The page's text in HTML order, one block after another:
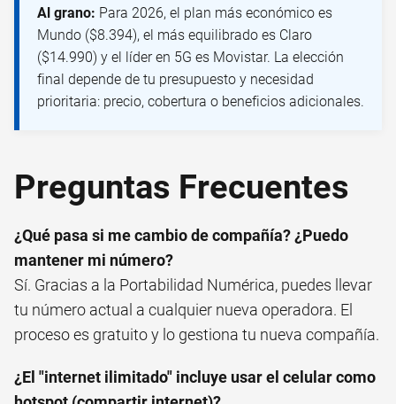
Al grano: Para 2026, el plan más económico es
Mundo ($8.394), el más equilibrado es Claro
($14.990) y el líder en 5G es Movistar. La elección
final depende de tu presupuesto y necesidad
prioritaria: precio, cobertura o beneficios adicionales.
Preguntas Frecuentes
¿Qué pasa si me cambio de compañía? ¿Puedo
mantener mi número?
Sí. Gracias a la Portabilidad Numérica, puedes llevar
tu número actual a cualquier nueva operadora. El
proceso es gratuito y lo gestiona tu nueva compañía.
¿El "internet ilimitado" incluye usar el celular como